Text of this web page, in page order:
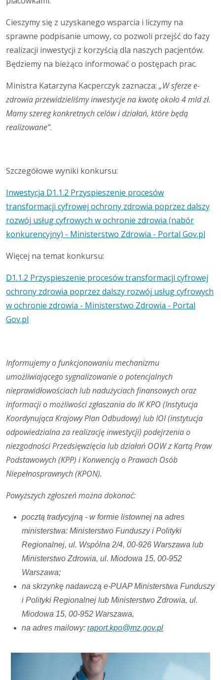
Cieszymy się z uzyskanego wsparcia i liczymy na
sprawne podpisanie umowy, co pozwoli przejść do fazy
realizacji inwestycji z korzyścią dla naszych pacjentów.
Będziemy na bieżąco informować o postępach prac.
Ministra Katarzyna Kacperczyk zaznacza: „W sferze e-
zdrowia przewidzieliśmy inwestycje na kwotę około 4 mld zł.
Mamy szereg konkretnych celów i działań, które będą
realizowane”.
Szczegółowe wyniki konkursu:
Inwestycja D1.1.2 Przyspieszenie procesów
transformacji cyfrowej ochrony zdrowia poprzez dalszy
rozwój usług cyfrowych w ochronie zdrowia (nabór
konkurencyjny) - Ministerstwo Zdrowia - Portal Gov.pl
Więcej na temat konkursu:
D1.1.2 Przyspieszenie procesów transformacji cyfrowej
ochrony zdrowia poprzez dalszy rozwój usług cyfrowych
w ochronie zdrowia - Ministerstwo Zdrowia - Portal
Gov.pl
Informujemy o funkcjonowaniu mechanizmu
umożliwiającego sygnalizowanie o potencjalnych
nieprawidłowościach lub nadużyciach finansowych oraz
informacji o możliwości zgłaszania do IK KPO (Instytucja
Koordynująca Krajowy Plan Odbudowy) lub IOI (instytucja
odpowiedzialna za realizację inwestycji) podejrzenia o
niezgodności Przedsięwzięcia lub działań OOW z Kartą Praw
Podstawowych (KPP) i Konwencją o Prawach Osób
Niepełnosprawnych (KPON).
Powyższych zgłoszeń można dokonać:
pocztą tradycyjną - w formie listownej na adres
ministerstwa: Ministerstwo Funduszy i Polityki
Regionalnej, ul. Wspólna 2/4, 00-926 Warszawa lub
Ministerstwo Zdrowia, ul. Miodowa 15, 00-952
Warszawa;
na skrzynkę nadawczą e-PUAP Ministerstwa Funduszy
i Polityki Regionalnej lub Ministerstwo Zdrowia, ul.
Miodowa 15, 00-952 Warszawa,
na adres mailowy: raport.kpo@mz.gov.pl